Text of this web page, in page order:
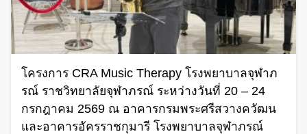
โครงการ CRA Music Therapy โรงพยาบาลจุฬาภ
รณ์ ราชวิทยาลัยจุฬาภรณ์ ระหว่างวันที่ 20 – 24
กรกฎาคม 2569 ณ อาคารกรมพระศรีสวางควัฒน
และอาคารอัครราชกุมารี โรงพยาบาลจุฬาภรณ์